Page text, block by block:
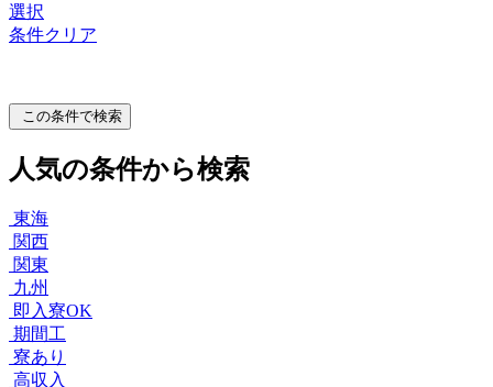
選択
条件クリア
この条件で検索
人気の条件から検索
東海
関西
関東
九州
即入寮OK
期間工
寮あり
高収入